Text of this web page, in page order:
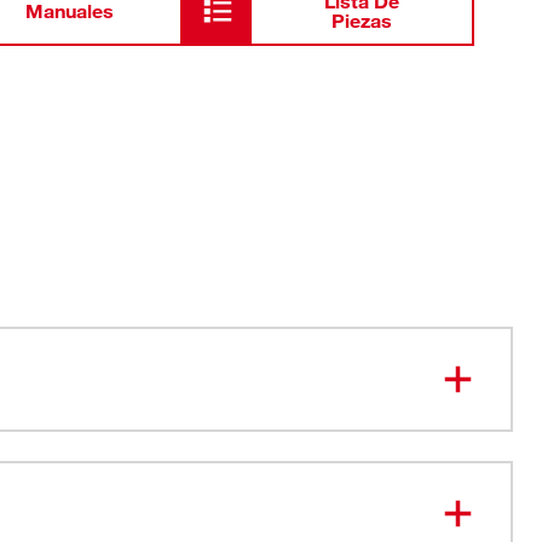
Manuales
Piezas